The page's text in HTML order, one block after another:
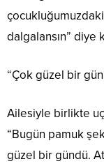
çocukluğumuzdaki
dalgalansın” diye
“Çok güzel bir
Ailesiyle birlikte
“Bugün pamuk
güzel bir gündü.